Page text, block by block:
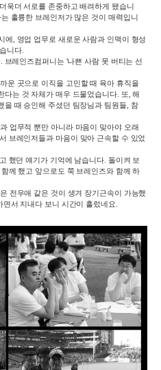
욱더 서로를 존중하고 배려하게 됐습니
훌륭한 브레인저가 많은 것이 매력입니
에
영업 업무로 새로운 사람과 인맥이 형성
니다.
브레인즈컴퍼니는 '나쁜 사람 못 버티는 선
운 곳으로 이직을 고민할 때 육아 휴직을
다는 것 자체가 매우 드물었습니다. 또 ,해
을 때 승인해 주셨던 팀장님과 팀원들, 참
업무적 뿐만 아니라 마음이 맞아야 오래
브레인저들과 마음이 맞아 근속할 수 있었
했던 얘기가 기억에 남습니다. 돌이켜 보
께 했고 앞으로도 쭉 브레인즈와 함께 하
전우애 같은 것이 생겨 장기근속이 가능했
면서 지내다 보니 시간이 흘렀네요